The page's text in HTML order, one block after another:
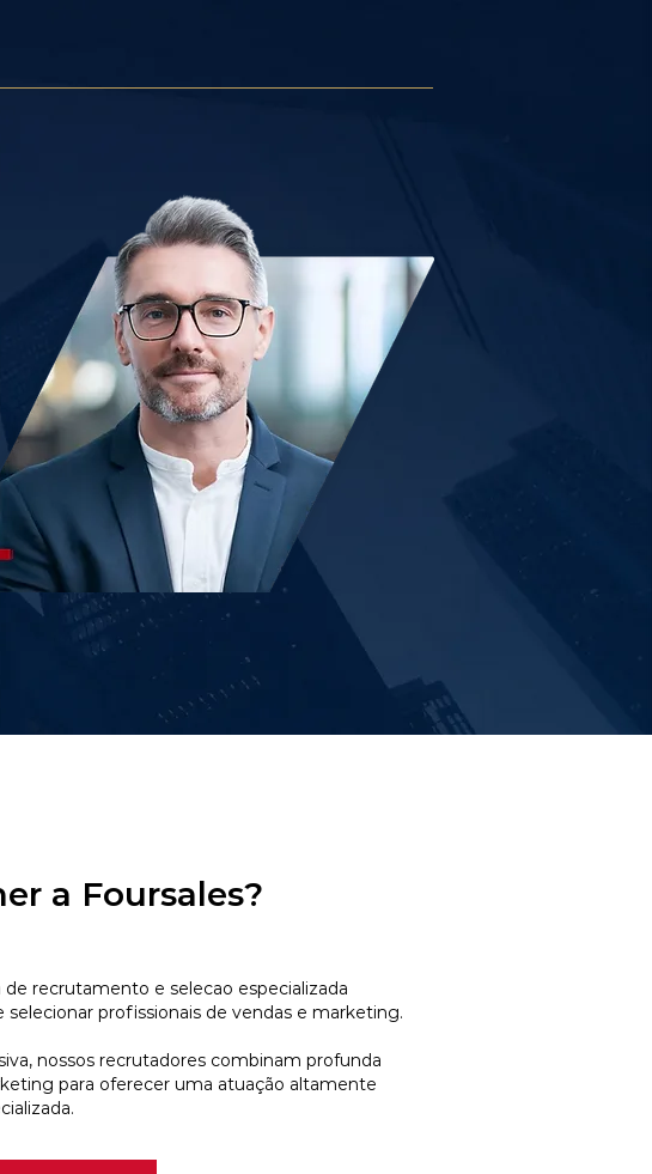
a Foursales?
recrutamento e selecao especializada
profissionais de vendas e marketing.
nossos recrutadores combinam profunda
para oferecer uma atuação altamente